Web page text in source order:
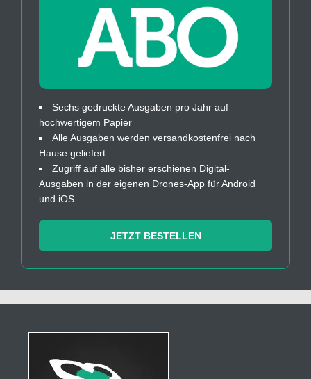
Sechs gedruckte Ausgaben pro Jahr auf
hochwertigem Papier
Alle Ausgaben werden versandkostenfrei nach
Hause geliefert
Zugriff auf alle bisher erschienen Digital-
Ausgaben in der eigenen Drones-App für Android
und iOS
JETZT BESTELLEN